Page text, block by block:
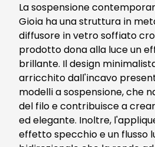
La sospensione
Gioia ha una struttura in
diffusore in vetro soffiato
prodotto dona alla luce un
brillante. Il design
arricchito dall'incavo
modelli a sospensione, che
del filo e contribuisce a
ed elegante. Inoltre,
effetto specchio e un flusso